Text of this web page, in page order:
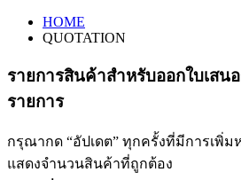
HOME
QUOTATION
รายการสินค้าสําหรับออกใบเสน
รายการ
กรุณากด “อัปเดต” ทุกครั้งที่มีการเพิ่
แสดงจำนวนสินค้าที่ถูกต้อง